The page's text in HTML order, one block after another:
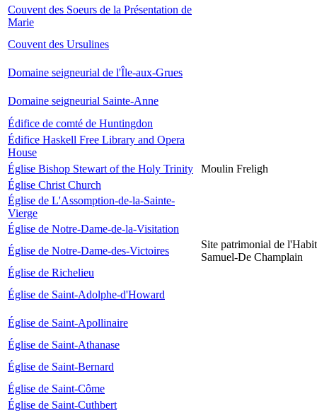
Couvent des Soeurs de la Présentation de
Marie
Couvent des Ursulines
Domaine seigneurial de l'Île-aux-Grues
Domaine seigneurial Sainte-Anne
Édifice de comté de Huntingdon
Édifice Haskell Free Library and Opera
House
Église Bishop Stewart of the Holy Trinity
Moulin Freligh
Église Christ Church
Église de L'Assomption-de-la-Sainte-
Vierge
Église de Notre-Dame-de-la-Visitation
Église de Notre-Dame-des-Victoires
Site patrimonial de
Samuel-De Champlain
Église de Richelieu
Église de Saint-Adolphe-d'Howard
Église de Saint-Apollinaire
Église de Saint-Athanase
Église de Saint-Bernard
Église de Saint-Côme
Église de Saint-Cuthbert